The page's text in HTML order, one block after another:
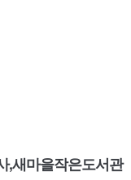
,새마을작은도서관